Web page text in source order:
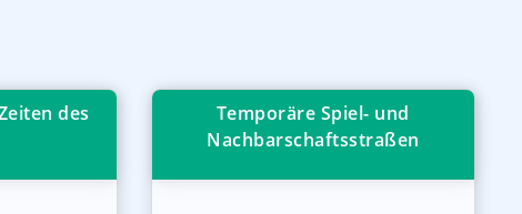
des
Temporäre Spiel- und
Nachbarschaftsstraßen